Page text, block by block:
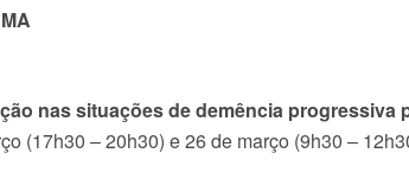
nas situações de demência progressiva
(17h30 – 20h30) e 26 de março (9h30 –